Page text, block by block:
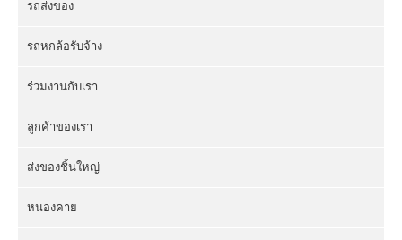
รถส่งของ
รถหกล้อรับจ้าง
ร่วมงานกับเรา
ลูกค้าของเรา
ส่งของชิ้นใหญ่
หนองคาย